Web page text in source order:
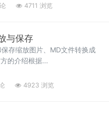
4711 浏览
与保存
存缩放图片、MD文件转换成
的介绍根据...
4923 浏览